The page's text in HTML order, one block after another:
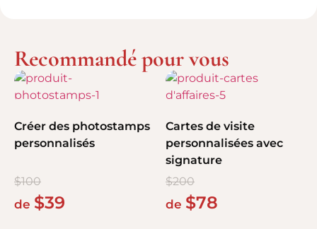
Recommandé pour vous
Créer des photostamps
personnalisés
$100
de $39
Cartes de visite
personnalisées avec
signature
$200
de $78